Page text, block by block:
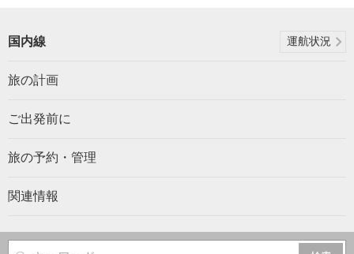
国内線 運航状況
旅の計画
ご出発前に
旅の予約・管理
関連情報